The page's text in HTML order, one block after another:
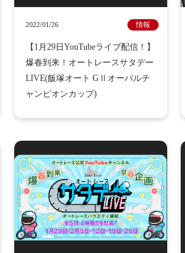
2022/01/26 情報
【1月29日YouTubeライブ配信！】
爆春到来！オートレースサタデー
LIVE(飯塚オート GⅡオーバルチ
ャンピオンカップ)